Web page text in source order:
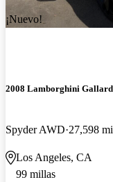
¡Nuevo!
2008 Lamborghini
Spyder AWD 27,598
Los Angeles, CA
99 millas